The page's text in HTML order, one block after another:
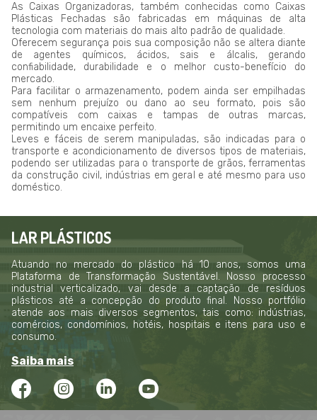
As Caixas Organizadoras, também conhecidas como Caixas
Plásticas Fechadas são fabricadas em máquinas de alta
tecnologia com materiais do mais alto padrão de qualidade.
Oferecem segurança pois sua composição não se altera diante
de agentes químicos, ácidos, sais e álcalis, gerando
confiabilidade, durabilidade e o melhor custo-benefício do
mercado.
Para facilitar o armazenamento, podem ainda ser empilhadas
sem nenhum prejuízo ou dano ao seu formato, pois são
compatíveis com caixas e tampas de outras marcas,
permitindo um encaixe perfeito.
Leves e fáceis de serem manipuladas, são indicadas para o
transporte e acondicionamento de diversos tipos de materiais,
podendo ser utilizadas para o transporte de grãos, ferramentas
da construção civil, indústrias em geral e até mesmo para uso
doméstico.
LAR PLÁSTICOS
Atuando no mercado do plástico há 10 anos, somos uma
Plataforma de Transformação Sustentável. Nosso processo
industrial verticalizado, vai desde a captação de resíduos
plásticos até a concepção do produto final. Nosso portfólio
atende aos mais diversos segmentos, tais como: indústrias,
comércios, condomínios, hotéis, hospitais e itens para uso e
consumo.
Saiba mais